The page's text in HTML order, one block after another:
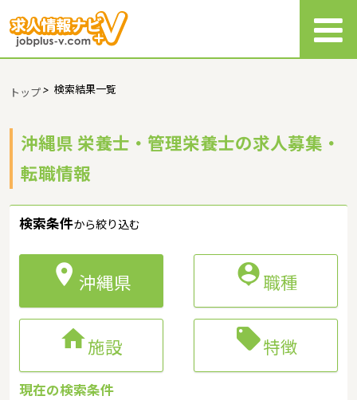
トップ> 検索結果一覧
沖縄県 栄養士・管理栄養士の求人募集・
転職情報
検索条件から絞り込む
 沖縄県 職種
施設 特徴
現在の検索条件